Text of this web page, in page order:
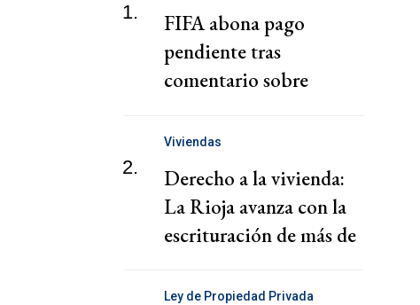
1.
FIFA abona pago
pendiente tras
comentario sobre
de la Federación Jordana
2.
Viviendas
Derecho a la vivienda:
La Rioja avanza con la
escrituración de más de
Ley de Propiedad Privada